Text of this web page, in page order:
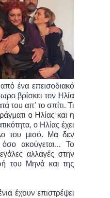
ένα επεισοδιακό
βρίσκει τον Ηλία
του απ’ το σπίτι. Τι
ο Ηλίας και η
ο Ηλίας έχει
του μισό. Μα δεν
όσο ακούγεται... Το
αλλαγές στην
του Μηνά και της
έχουν επιστρέψει